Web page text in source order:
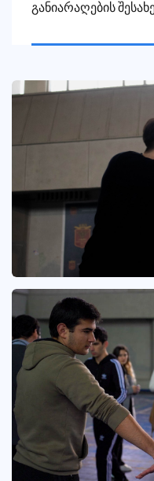
განიარაღების